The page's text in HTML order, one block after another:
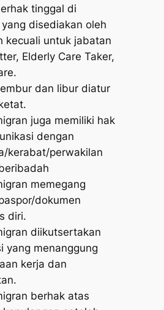
tinggal di
disediakan oleh
kecuali untuk jabatan
Elderly Care Taker,
dan libur diatur
juga memiliki hak
dengan
kerabat/perwakilan
memegang
dokumen
diri.
diikutsertakan
yang menanggung
kerja dan
berhak atas